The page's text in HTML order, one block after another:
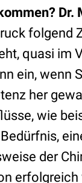
Dr.
folgend
quasi im
ein, wenn
her
wie
der